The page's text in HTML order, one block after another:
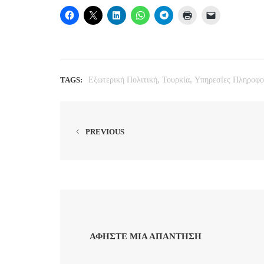
TAGS: Εξωτερική Πολιτική, Τουρκία, Υπηρεσίες
PREVIOUS
ΑΦΉΣΤΕ ΜΙΑ ΑΠΆΝΤΗΣΗ